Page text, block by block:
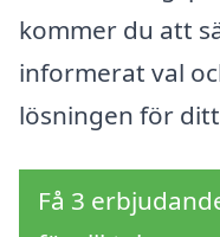
kommer du att
informerat val
lösningen för
Få 3